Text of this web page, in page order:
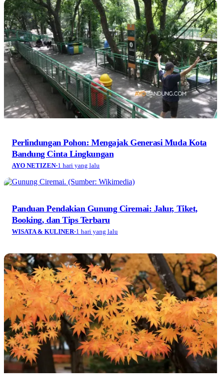
Perlindungan Pohon: Mengajak Generasi Muda Kota
Bandung Cinta Lingkungan
AYO NETIZEN·1 hari yang lalu
Panduan Pendakian Gunung Ciremai: Jalur, Tiket,
Booking, dan Tips Terbaru
WISATA & KULINER·1 hari yang lalu